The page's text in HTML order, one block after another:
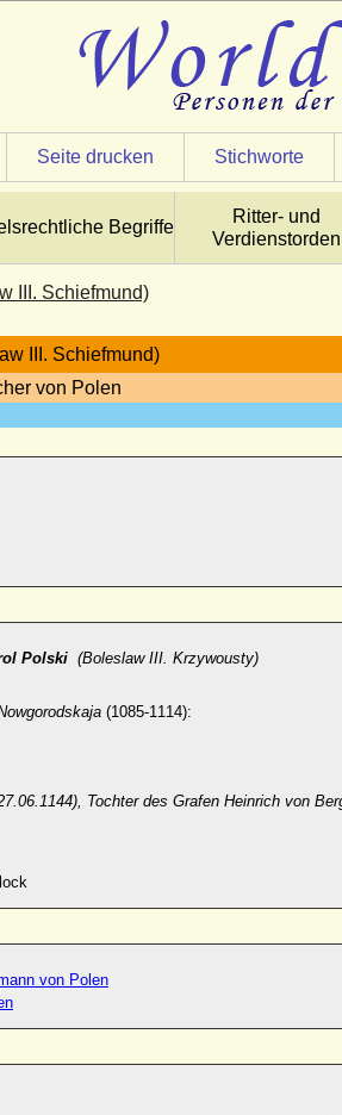
Seite drucken Stichworte
Begriffe
Ritter- und
Verdienstorden
III. Schiefmund)
III. Schiefmund)
von Polen
Polski (Boleslaw III. Krzywousty)
(1085-1114):
Tochter des Grafen Heinrich von
von Polen